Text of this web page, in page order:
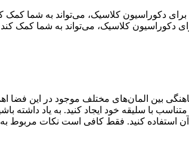
دکوراسیون کلاسیک، می‌تواند به شما کمک کند
بین المان‌های مختلف موجود در این فضا
متناسب با سلیقه خود ایجاد کنید. به یاد
آن استفاده کنید. فقط کافی است نکات مربوط